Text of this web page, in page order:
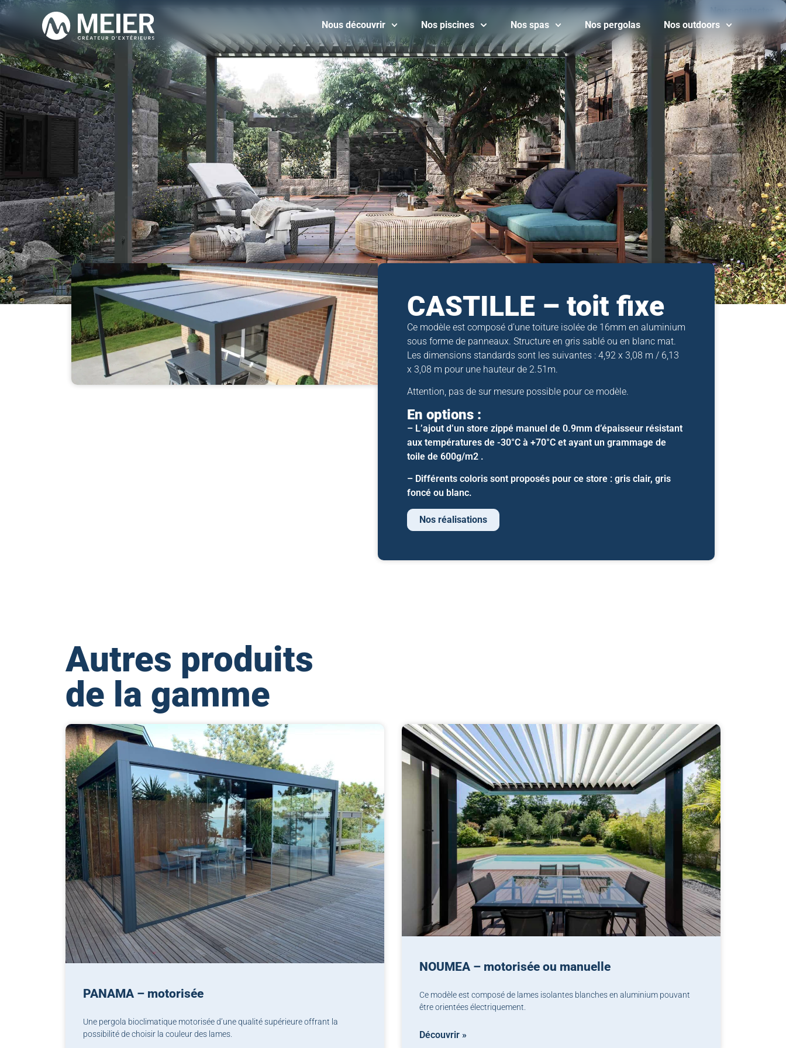
Nous découvrir Nos piscines Nos spas Nos pergolas Nos outdoors
CASTILLE – toit fixe
Ce modèle est composé d’une toiture isolée de 16mm en aluminium
sous forme de panneaux. Structure en gris sablé ou en blanc mat.
Les dimensions standards sont les suivantes : 4,92 x 3,08 m / 6,13
x 3,08 m pour une hauteur de 2.51m.
Attention, pas de sur mesure possible pour ce modèle.
En options :
– L’ajout d’un store zippé manuel de 0.9mm d’épaisseur résistant
aux températures de -30°C à +70°C et ayant un grammage de
toile de 600g/m2 .
– Différents coloris sont proposés pour ce store : gris clair, gris
foncé ou blanc.
Nos réalisations
Autres produits
de la gamme
PANAMA – motorisée
Une pergola bioclimatique motorisée d’une qualité supérieure offrant la
possibilité de choisir la couleur des lames.
NOUMEA – motorisée ou manuelle
Ce modèle est composé de lames isolantes blanches en aluminium pouvant
être orientées électriquement.
Découvrir »